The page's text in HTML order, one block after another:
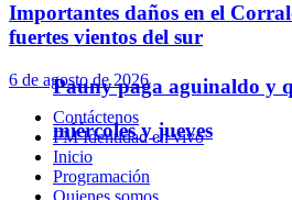
Pauny paga aguinaldo y
miércoles y jueves
Importantes daños en el
fuertes vientos del sur
6 de agosto de 2026
Contáctenos
FM Identidad en vivo
Inicio
Programación
Quienes somos